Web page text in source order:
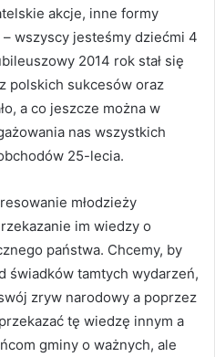
akcje, inne formy
wszyscy jesteśmy dziećmi 4
2014 rok stał się
polskich sukcesów oraz
a co jeszcze można w
nas wszystkich
25-lecia.
młodzieży
im wiedzy o
państwa. Chcemy, by
świadków tamtych wydarzeń,
zryw narodowy a poprzez
tę wiedzę innym a
gminy o ważnych, ale